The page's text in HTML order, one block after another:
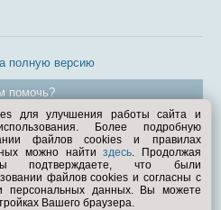
полную версию
помочь?
1998—2026
для улучшения работы сайта и
Более подробную
файлов cookies и правилах
можно найтиздесь. Продолжая
подтверждаете, что были
файлов cookies и согласны с
персональных данных. Вы можете
Вашего браузера.